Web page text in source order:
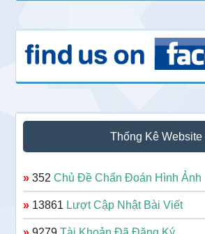
Thống Kê Website
» 352Chủ Đề Chẩn Đoán Hình Ảnh
» 13861 Lượt Cập Nhật Bài Viết